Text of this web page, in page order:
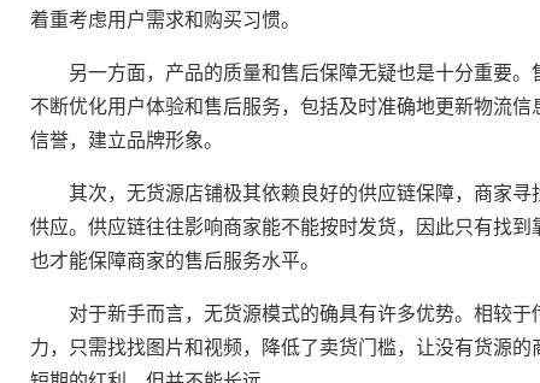
着重考虑用户需求和购买习惯。
另一方面，产品的质量和售后保障无疑也是十分重要。
不断优化用户体验和售后服务，包括及时准确地更新物流
信誉，建立品牌形象。
其次，无货源店铺极其依赖良好的供应链保障，商家寻
供应。供应链往往影响商家能不能按时发货，因此只有找
也才能保障商家的售后服务水平。
对于新手而言，无货源模式的确具有许多优势。相较于
力，只需找找图片和视频，降低了卖货门槛，让没有货源